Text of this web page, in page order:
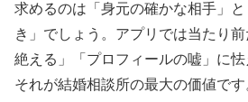
💻 ウェルスマ：オンライン結
け
求めるのは「身元の確かな相手」
き」でしょう。アプリでは当たり
絶える」「プロフィールの嘘」に怯
それが結婚相談所の最大の価値です